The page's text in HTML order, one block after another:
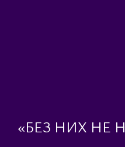
«БЕЗ НИХ НЕ